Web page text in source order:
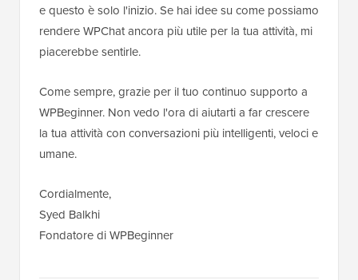
e questo è solo l'inizio. Se hai idee su come possiamo
rendere WPChat ancora più utile per la tua attività, mi
piacerebbe sentirle.
Come sempre, grazie per il tuo continuo supporto a
WPBeginner. Non vedo l'ora di aiutarti a far crescere
la tua attività con conversazioni più intelligenti, veloci e
umane.
Cordialmente,
Syed Balkhi
Fondatore di WPBeginner